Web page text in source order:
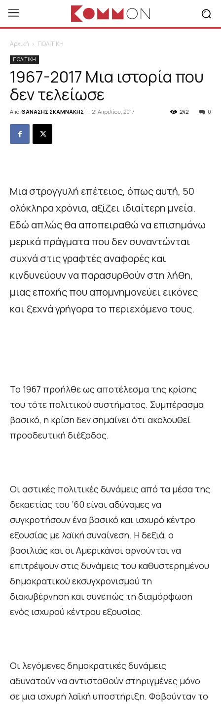
Αρχική ΠΟΛΙΤΙΚΗ
ΠΟΛΙΤΙΚΗ
1967-2017 Μια ιστορία που
δεν τελείωσε
Από ΘΑΝΑΣΗΣ ΣΚΑΜΝΑΚΗΣ - 21 Απριλίου, 2017 0
242
Μια στρογγυλή επέτειος, όπως αυτή, 50
ολόκληρα χρόνια, αξίζει ιδιαίτερη μνεία.
Εδώ απλώς θα αποπειραθώ να επισημάνω
μερικά πράγματα που δεν συναντώνται
συχνά στις γραφτές αναφορές και
κινδυνεύουν να παρασυρθούν στη λήθη,
μιας εποχής που απομνημονεύει εικόνες
και ξεχνά γρήγορα το περιεχόμενο τους.
Το 1967 προήλθε ως αποτέλεσμα της κρίσης
του τότε πολιτικού συστήματος. Συμπέρασμα
βασικό, η κρίση δεν σημαίνει ότι ακολουθεί
προοδευτική διέξοδος.
Οι αστικές πολιτικές δυνάμεις από τα μέσα της
δεκαετίας του ’60 είναι αδύναμες να
συγκροτήσουν ένα βασικό και ισχυρό κέντρο
εξουσίας με λαϊκή συναίνεση. Η δεξιά, ο
βασιλιάς και οι Αμερικάνοι αρνούνται να
επιτρέψουν στις δυνάμεις του καθυστερημένου
δημοκρατικού εκσυγχρονισμού τη
διακυβέρνηση και συνεπώς τη διαμόρφωση
ενός ισχυρού κέντρου εξουσίας.
Οι λεγόμενες δημοκρατικές δυνάμεις
αδυνατούν να αντισταθούν στηριγμένες μόνο
σε μια ισχυρή λαϊκή υποστήριξη. Φοβούνταν το